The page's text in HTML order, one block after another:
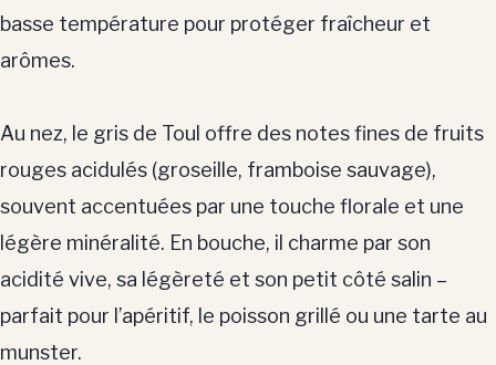
basse température pour protéger fraîcheur et
arômes.
Au nez, le gris de Toul offre des notes fines de fruits
rouges acidulés (groseille, framboise sauvage),
souvent accentuées par une touche florale et une
légère minéralité. En bouche, il charme par son
acidité vive, sa légèreté et son petit côté salin –
parfait pour l’apéritif, le poisson grillé ou une tarte au
munster.